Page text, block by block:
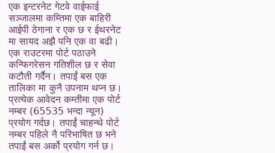
एक इन्टरनेट गेटवे वाईफाई
सञ्जालमा कम्तिमा एक बाहिरी
आईपी ठेगाना र एक छ र ईथरनेट
मा सायद अझै पनि एक वा बढी।
एक राउटरमा पोर्ट पठाउने
कन्फिगरेसन गतिशील छ र सेवा
कटौती गर्दैन। तपाईं बस एक
तालिका मा कुनै उपनाम थप्न छ।
प्रत्येक आवेदन कम्तीमा एक पोर्ट
नम्बर (65535 भन्दा न्यून)
प्रयोग गर्दछ। तपाईं चाहन्थे पोर्ट
नम्बर पहिले नै परिभाषित छ भने
तपाईं बस अर्को प्रयोग गर्न छ।